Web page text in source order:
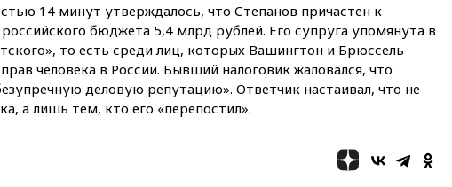
05:10«Одиссея» Нолана
собрала в мировом прокате
свыше $1 млрд
Собянин сообщил о
высоких темпах строительства
съедает несколько арбузов за
14 минут утверждалось, что Степанов причастен к
бюджета 5,4 млрд рублей. Его супруга упомянута в
то есть среди лиц, которых Вашингтон и Брюссель
человека в России. Бывший налоговик жаловался, что
деловую репутацию». Ответчик настаивал, что не
а лишь тем, кто его «перепостил».